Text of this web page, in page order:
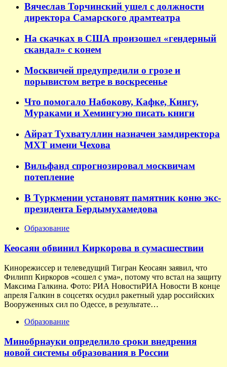
Вячеслав Торчинский ушел с должности
директора Самарского драмтеатра
На скачках в США произошел «гендерный
скандал» с конем
Москвичей предупредили о грозе и
порывистом ветре в воскресенье
Что помогало Набокову, Кафке, Кингу,
Мураками и Хемингуэю писать книги
Айрат Тухватуллин назначен замдиректора
МХТ имени Чехова
Вильфанд спрогнозировал москвичам
потепление
В Туркмении установят памятник коню экс-
президента Бердымухамедова
Образование
Кеосаян обвинил Киркорова в сумасшествии
Кинорежиссер и телеведущий Тигран Кеосаян заявил, что
Филипп Киркоров «сошел с ума», потому что встал на защиту
Максима Галкина. Фото: РИА НовостиРИА Новости В конце
апреля Галкин в соцсетях осудил ракетный удар российских
Вооруженных сил по Одессе, в результате…
Образование
Минобрнауки определило сроки внедрения
новой системы образования в России